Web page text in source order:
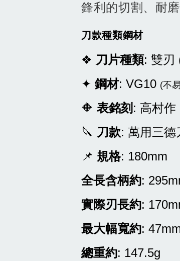
鋒利的切割、耐
刀款種類鋼材
❖ 刀片種類: 雙刃
✦鋼材:VG10 (不
🔶表銘刻 : 高村作
🔪 刀款: 萬用三德
📌 規格: 180mm
全長含柄約:
實際刃長約:
最大幅寬約:
總重約: 147.5g